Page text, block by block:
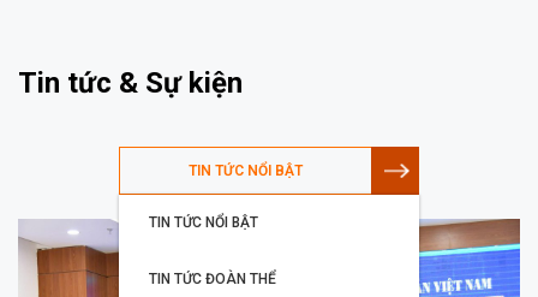
Tin tức & Sự kiện
TIN TỨC NỔI BẬT
TIN TỨC NỔI BẬT
TIN TỨC ĐOÀN THỂ